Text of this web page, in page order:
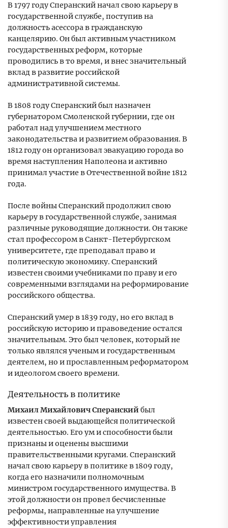
В 1797 году Сперанский начал свою карьеру в
государственной службе, поступив на
должность асессора в гражданскую
канцелярию. Он был активным участником
государственных реформ, которые
проводились в то время, и внес значительный
вклад в развитие российской
административной системы.
В 1808 году Сперанский был назначен
губернатором Смоленской губернии, где он
работал над улучшением местного
законодательства и развитием образования. В
1812 году он организовал эвакуацию города во
время наступления Наполеона и активно
принимал участие в Отечественной войне 1812
года.
После войны Сперанский продолжил свою
карьеру в государственной службе, занимая
различные руководящие должности. Он также
стал профессором в Санкт-Петербургском
университете, где преподавал право и
политическую экономику. Сперанский
известен своими учебниками по праву и его
современными взглядами на реформирование
российского общества.
Сперанский умер в 1839 году, но его вклад в
российскую историю и правоведение остался
значительным. Это был человек, который не
только являлся ученым и государственным
деятелем, но и прославленным реформатором
и идеологом своего времени.
Деятельность в политике
Михаил Михайлович Сперанский был
известен своей выдающейся политической
деятельностью. Его ум и способности были
признаны и оценены высшими
правительственными кругами. Сперанский
начал свою карьеру в политике в 1809 году,
когда его назначили полномочным
министром государственного имущества. В
этой должности он провел бесчисленные
реформы, направленные на улучшение
эффективности управления